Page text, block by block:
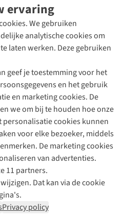
ervaring
We gebruiken
analytische cookies om
laten werken. Deze gebruiken
geef je toestemming voor het
en het gebruik
en marketing cookies. De
we om bij te houden hoe onze
cookies kunnen
voor elke bezoeker, middels
De marketing cookies
van advertenties.
11 partners.
Dat kan via de cookie
Privacy policy